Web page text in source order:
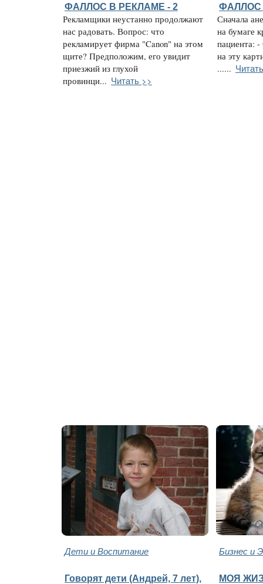
ФАЛЛОС В РЕКЛАМЕ - 2
Рекламщики неустанно продолжают
нас радовать. Вопрос: что
рекламирует фирма "Canon" на этом
щите? Предположим, его увидит
приезжий из глухой
провинци... Читать >>
ФАЛЛОС
Сначала
на бумаге
пациента:
на эту
......
Дети и Воспитание Бизнес и
Говорят дети (Андрей, 7 лет),
МОЯ